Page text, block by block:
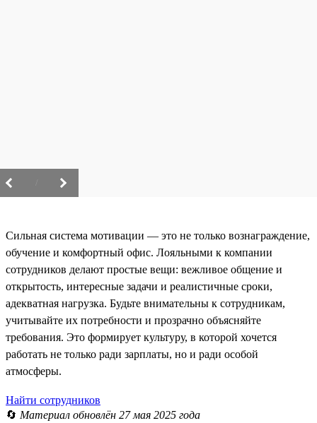
Сильная система мотивации — это не только вознаграждение,
обучение и комфортный офис. Лояльными к компании
сотрудников делают простые вещи: вежливое общение и
открытость, интересные задачи и реалистичные сроки,
адекватная нагрузка. Будьте внимательны к сотрудникам,
учитывайте их потребности и прозрачно объясняйте
требования. Это формирует культуру, в которой хочется
работать не только ради зарплаты, но и ради особой
атмосферы.
Найти сотрудников
🔄 Материал обновлён 27 мая 2025 года